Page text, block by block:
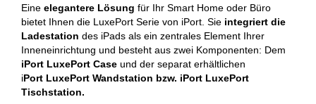
Eine elegantere Lösung für Ihr Smart Home oder Büro
bietet Ihnen die LuxePort Serie von iPort. Sie integriert die
Ladestation des iPads als ein zentrales Element Ihrer
Inneneinrichtung und besteht aus zwei Komponenten: Dem
iPort LuxePort Case und der separat erhältlichen
iPort LuxePort Wandstation bzw. iPort LuxePort
Tischstation.